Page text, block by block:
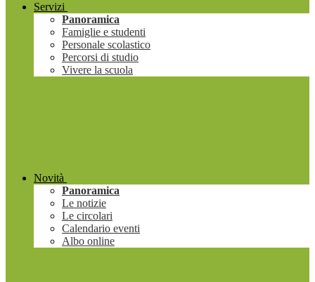
Servizi
Panoramica
Famiglie e studenti
Personale scolastico
Percorsi di studio
Vivere la scuola
Novità
Panoramica
Le notizie
Le circolari
Calendario eventi
Albo online